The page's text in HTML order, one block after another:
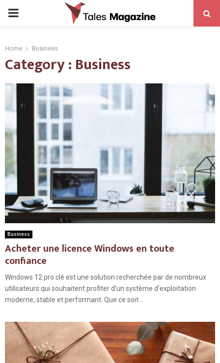
PRIMARY
Home Business
Category : Business
Business
Acheter une licence Windows en toute
confiance
Windows 12 pro clé est une solution recherchée par de nombreux
utilisateurs qui souhaitent profiter d’un système d’exploitation
moderne, stable et performant. Que ce soit...